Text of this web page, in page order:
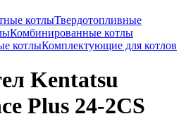
котлыТвердотопливные
Комбинированные котлы
котлыКомплектующие для котлов
Kentatsu
Plus 24-2CS